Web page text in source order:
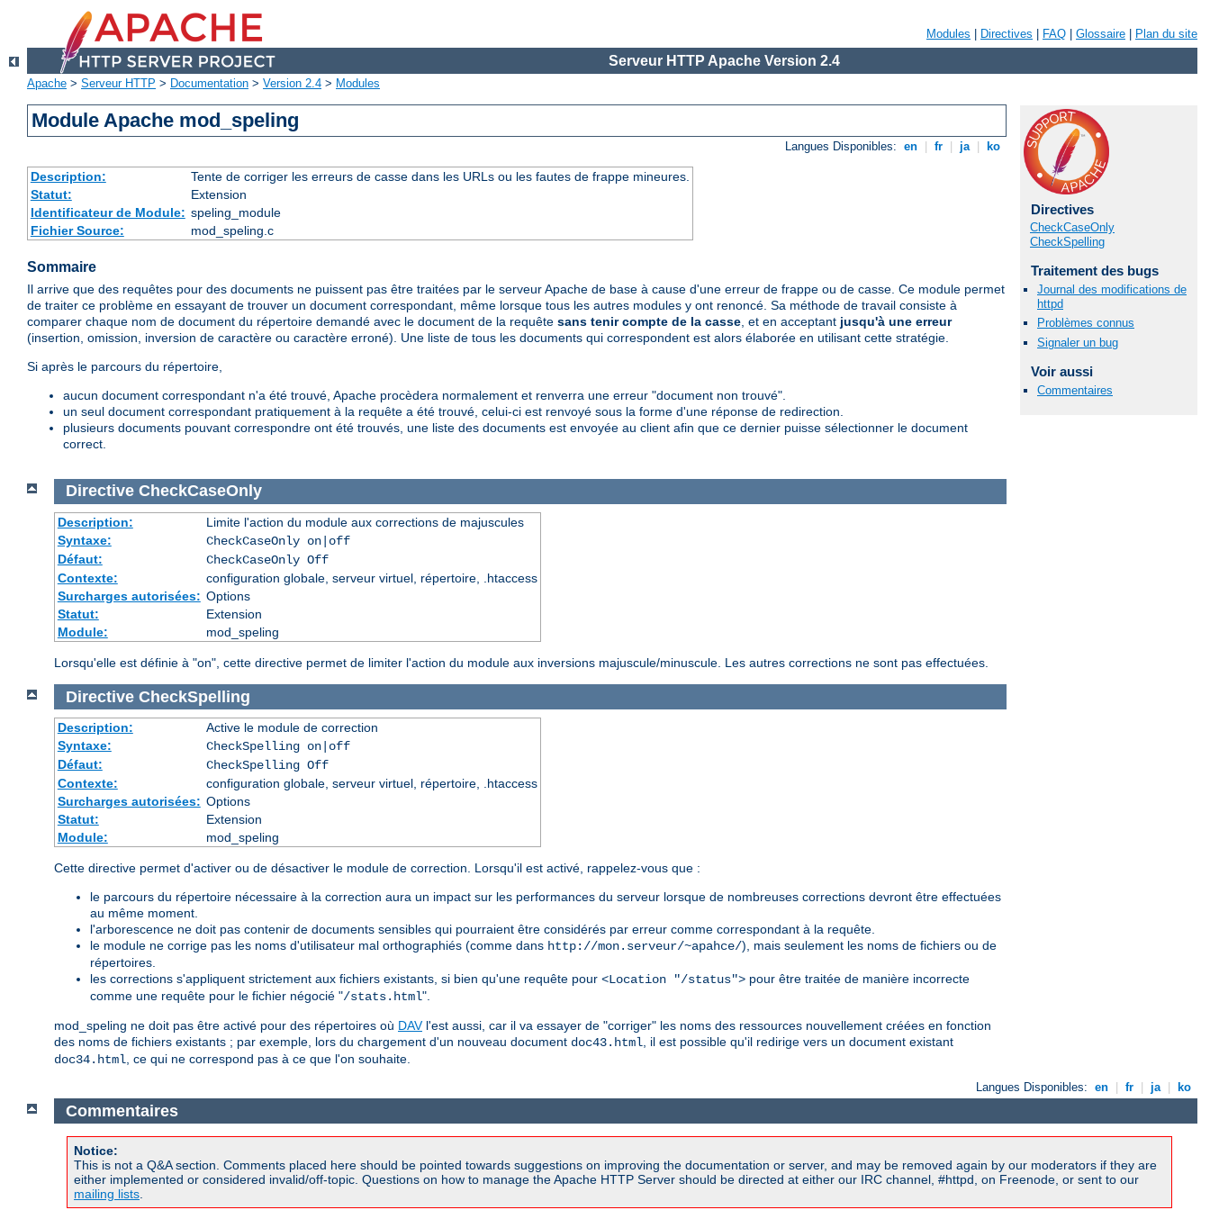
Modules Directives FAQ Glossaire Plan du site
Serveur HTTP Apache Version 2.4
Apache > Serveur HTTP > Documentation > Version 2.4 > Modules
Module Apache mod_speling
Langues Disponibles: en fr ja ko
Description:
Tente de corriger les erreurs de casse dans les URLs ou les fautes de frappe mineures.
Statut:
Extension
Identificateur de Module: speling_module
Fichier Source:
mod_speling.c
Sommaire
Il arrive que des requêtes pour des documents ne puissent pas être traitées par le serveur Apache de base à cause d'une erreur de frappe ou de casse. Ce module permet
de traiter ce problème en essayant de trouver un document correspondant, même lorsque tous les autres modules y ont renoncé. Sa méthode de travail consiste à
comparer chaque nom de document du répertoire demandé avec le document de la requête sans tenir compte de la casse, et en acceptant jusqu'à une erreur
(insertion, omission, inversion de caractère ou caractère erroné). Une liste de tous les documents qui correspondent est alors élaborée en utilisant cette stratégie.
Si après le parcours du répertoire,
aucun document correspondant n'a été trouvé, Apache procèdera normalement et renverra une erreur "document non trouvé".
un seul document correspondant pratiquement à la requête a été trouvé, celui-ci est renvoyé sous la forme d'une réponse de redirection.
plusieurs documents pouvant correspondre ont été trouvés, une liste des documents est envoyée au client afin que ce dernier puisse sélectionner le document
correct.
Directives
CheckCaseOnly
CheckSpelling
Traitement des bugs
Journal des modifications de
httpd
Problèmes connus
Signaler un bug
Voir aussi
Commentaires
Directive CheckCaseOnly
Description:
Limite l'action du module aux corrections de majuscules
Syntaxe:
CheckCaseOnly on|off
Défaut:
CheckCaseOnly Off
Contexte:
configuration globale, serveur virtuel, répertoire, .htaccess
Surcharges autorisées: Options
Statut:
Extension
Module:
mod_speling
Lorsqu'elle est définie à "on", cette directive permet de limiter l'action du module aux inversions majuscule/minuscule. Les autres corrections ne sont pas effectuées.
Directive CheckSpelling
Description:
Active le module de correction
Syntaxe:
CheckSpelling on|off
Défaut:
CheckSpelling Off
Contexte:
configuration globale, serveur virtuel, répertoire, .htaccess
Surcharges autorisées: Options
Statut:
Extension
Module:
mod_speling
Cette directive permet d'activer ou de désactiver le module de correction. Lorsqu'il est activé, rappelez-vous que :
le parcours du répertoire nécessaire à la correction aura un impact sur les performances du serveur lorsque de nombreuses corrections devront être effectuées
au même moment.
l'arborescence ne doit pas contenir de documents sensibles qui pourraient être considérés par erreur comme correspondant à la requête.
le module ne corrige pas les noms d'utilisateur mal orthographiés (comme dans http://mon.serveur/~apahce/), mais seulement les noms de fichiers ou de
répertoires.
les corrections s'appliquent strictement aux fichiers existants, si bien qu'une requête pour <Location "/status"> pour être traitée de manière incorrecte
comme une requête pour le fichier négocié "/stats.html".
mod_speling ne doit pas être activé pour des répertoires où DAVl'est aussi, car il va essayer de "corriger" les noms des ressources nouvellement créées en fonction
des noms de fichiers existants ; par exemple, lors du chargement d'un nouveau document doc43.html, il est possible qu'il redirige vers un document existant
doc34.html, ce qui ne correspond pas à ce que l'on souhaite.
Langues Disponibles: en fr ja ko
Commentaires
Notice:
This is not a Q&A section. Comments placed here should be pointed towards suggestions on improving the documentation or server, and may be removed again by our moderators if they are
either implemented or considered invalid/off-topic. Questions on how to manage the Apache HTTP Server should be directed at either our IRC channel, #httpd, on Freenode, or sent to our
mailing lists.